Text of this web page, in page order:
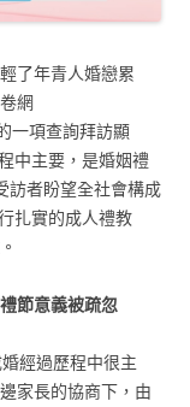
了年青人婚戀累
網
一項查詢拜訪顯
中主要，是婚姻禮
訪者盼望全社會構成
扎實的成人禮教
節意義被疏忽
經過歷程中很主
家長的協商下，由